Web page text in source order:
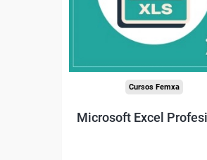
Diploma
Compra segura
Cursos Femxa
Microsoft Excel